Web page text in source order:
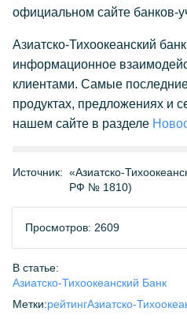
официальном сайте банков-
Азиатско-Тихоокеанский
информационное
клиентами. Самые
продуктах, предложениях и
нашем сайте в разделе
Источник: «Азиатско-
РФ № 1810)
Просмотров: 2609
В статье:
Азиатско-Тихоокеанский Банк
Метки:рейтингАзиатско-